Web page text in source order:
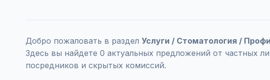
Добро пожаловать в раздел Услуги / Стоматология /
Здесь вы найдете 0 актуальных предложений от частных
посредников и скрытых комиссий.